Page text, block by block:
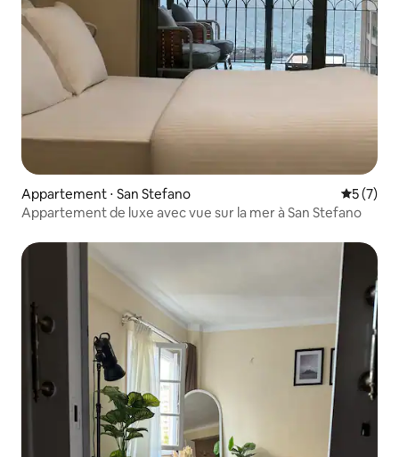
Appartement ⋅ San Stefano
5 (7)
Appartement de luxe avec vue sur la mer à San Stefano